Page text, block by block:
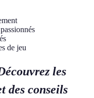
de jeu
les
des conseils